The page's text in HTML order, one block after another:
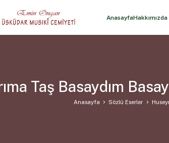
AnasayfaHakkımızda
Taş Basaydım
Anasayfa Sözlü Eserler